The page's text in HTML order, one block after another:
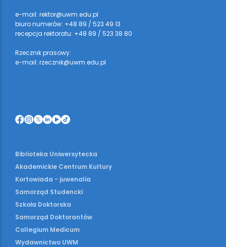
e-mail: rektor@uwm.edu.pl
biuro numerów: +48 89 / 523 49 13
recepcja rektoratu: +48 89 / 523 38 80
Rzecznik prasowy:
e-mail: rzecznik@uwm.edu.pl
Biblioteka Uniwersytecka
Akademickie Centrum Kultury
Kortowiada - juwenalia
Samorząd Studencki
Szkoła Doktorska
Samorząd Doktorantów
Collegium Medicum
Wydawnictwo UWM